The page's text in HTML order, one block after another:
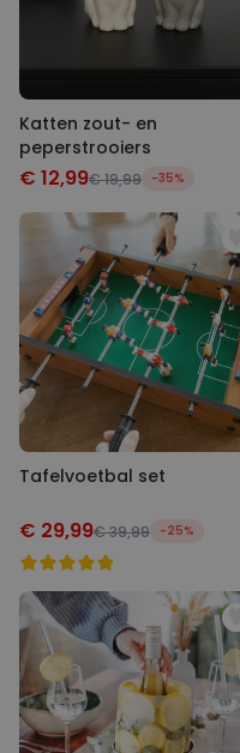
Katten zout- en
peperstrooiers
€ 12,99€ 19,99 -35%
Tafelvoetbal set
€ 29,99€ 39,99 -25%